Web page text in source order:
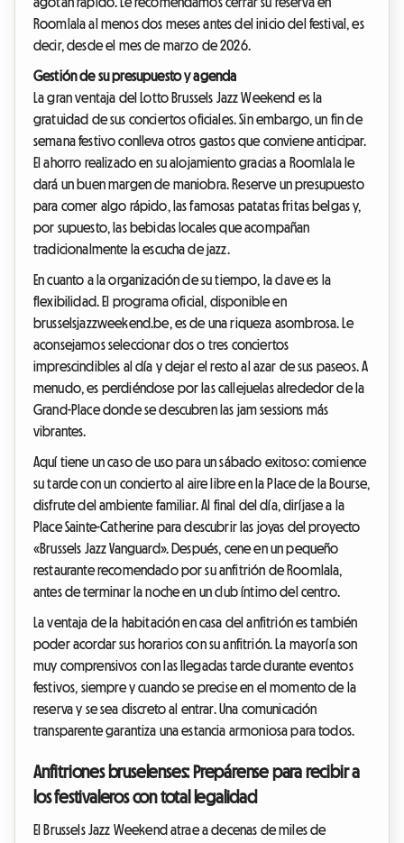
Roomlala al menos dos meses antes del inicio del festival, es
decir, desde el mes de marzo de 2026.
Gestión de su presupuesto y agenda
La gran ventaja del Lotto Brussels Jazz Weekend es la
gratuidad de sus conciertos oficiales. Sin embargo, un fin de
semana festivo conlleva otros gastos que conviene anticipar.
El ahorro realizado en su alojamiento gracias a Roomlala le
dará un buen margen de maniobra. Reserve un presupuesto
para comer algo rápido, las famosas patatas fritas belgas y,
por supuesto, las bebidas locales que acompañan
tradicionalmente la escucha de jazz.
En cuanto a la organización de su tiempo, la clave es la
flexibilidad. El programa oficial, disponible en
brusselsjazzweekend.be, es de una riqueza asombrosa. Le
aconsejamos seleccionar dos o tres conciertos
imprescindibles al día y dejar el resto al azar de sus paseos. A
menudo, es perdiéndose por las callejuelas alrededor de la
Grand-Place donde se descubren las jam sessions más
vibrantes.
Aquí tiene un caso de uso para un sábado exitoso: comience
su tarde con un concierto al aire libre en la Place de la Bourse,
disfrute del ambiente familiar. Al final del día, diríjase a la
Place Sainte-Catherine para descubrir las joyas del proyecto
«Brussels Jazz Vanguard». Después, cene en un pequeño
restaurante recomendado por su anfitrión de Roomlala,
antes de terminar la noche en un club íntimo del centro.
La ventaja de la habitación en casa del anfitrión es también
poder acordar sus horarios con su anfitrión. La mayoría son
muy comprensivos con las llegadas tarde durante eventos
festivos, siempre y cuando se precise en el momento de la
reserva y se sea discreto al entrar. Una comunicación
transparente garantiza una estancia armoniosa para todos.
Anfitriones bruselenses: Prepárense para recibir a
los festivaleros con total legalidad
El Brussels Jazz Weekend atrae a decenas de miles de